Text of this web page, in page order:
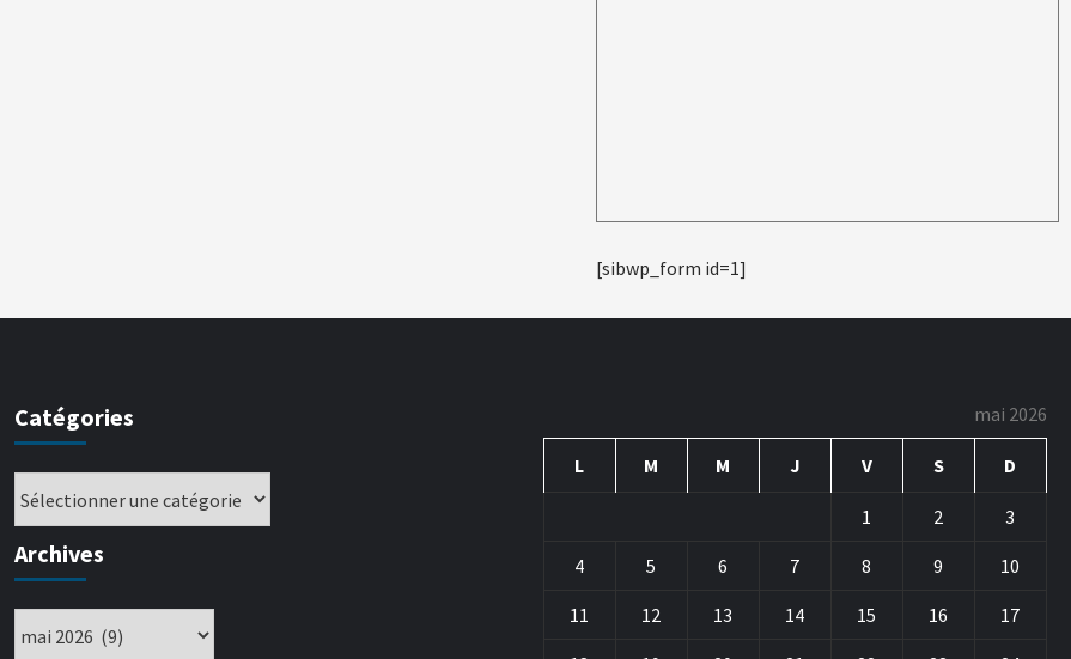
[sibwp_form id=1]
Catégories
Archives
mai 2026
L M M J V S D
1 2 3
4 5 6 7 8 9 10
11 12 13 14 15 16 17